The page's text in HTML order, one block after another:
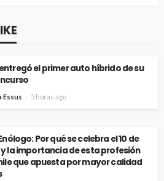
el primer auto híbrido de su
Essus 5 horas ago
Por qué se celebra el 10 de
la importancia de esta profesión
que apuesta por mayor calidad